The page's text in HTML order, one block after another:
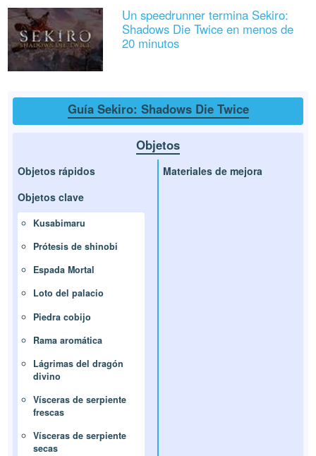
Un speedrunner termina Sekiro:
Shadows Die Twice en menos de
20 minutos
Guía Sekiro: Shadows Die Twice
Objetos
Objetos rápidos
Objetos clave
Kusabimaru
Prótesis de shinobi
Espada Mortal
Loto del palacio
Piedra cobijo
Rama aromática
Lágrimas del dragón
divino
Vísceras de serpiente
frescas
Vísceras de serpiente
secas
Materiales de mejora